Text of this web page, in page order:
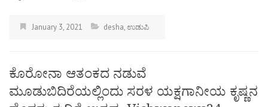
January 3, 2021 desha,ಉಡುಪಿ
ಕೊರೋನಾ ಆತಂಕದ ನಡುವೆ
ಮೂಡುಬಿದಿರೆಯಲ್ಲಿಂದು ಸರಳ ಯಕ್ಷಗಾನೀಯ ಕೃಷ್ಣನ